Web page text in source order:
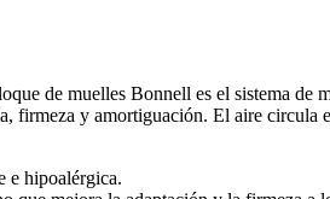
de muelles Bonnell es el sistema de
firmeza y amortiguación. El aire
e hipoalérgica.